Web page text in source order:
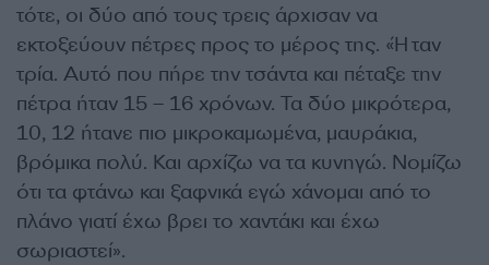
τότε, οι δύο από τους τρεις άρχισαν να
εκτοξεύουν πέτρες προς το μέρος της. «Ήταν
τρία. Αυτό που πήρε την τσάντα και πέταξε την
πέτρα ήταν 15 – 16 χρόνων. Τα δύο μικρότερα,
10, 12 ήτανε πιο μικροκαμωμένα, μαυράκια,
βρόμικα πολύ. Και αρχίζω να τα κυνηγώ. Νομίζω
ότι τα φτάνω και ξαφνικά εγώ χάνομαι από το
πλάνο γιατί έχω βρει το χαντάκι και έχω
σωριαστεί».